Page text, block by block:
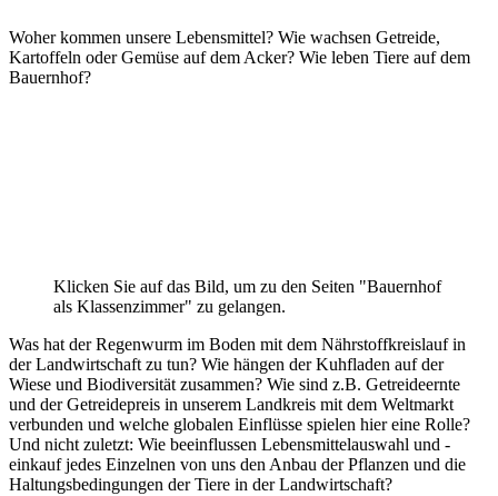
Woher kommen unsere Lebensmittel? Wie wachsen Getreide,
Kartoffeln oder Gemüse auf dem Acker? Wie leben Tiere auf dem
Bauernhof?
Klicken Sie auf das Bild, um zu den Seiten "Bauernhof
als Klassenzimmer" zu gelangen.
Was hat der Regenwurm im Boden mit dem Nährstoffkreislauf in
der Landwirtschaft zu tun? Wie hängen der Kuhfladen auf der
Wiese und Biodiversität zusammen? Wie sind z.B. Getreideernte
und der Getreidepreis in unserem Landkreis mit dem Weltmarkt
verbunden und welche globalen Einflüsse spielen hier eine Rolle?
Und nicht zuletzt: Wie beeinflussen Lebensmittelauswahl und -
einkauf jedes Einzelnen von uns den Anbau der Pflanzen und die
Haltungsbedingungen der Tiere in der Landwirtschaft?